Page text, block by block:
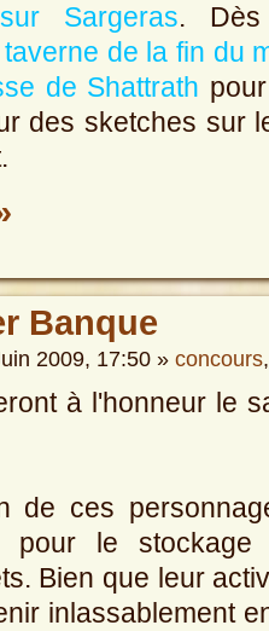
Sargeras.
taverne de la fin du
de Shattrath
des sketches sur
Banque
2009, 17:50 » concours
à l'honneur le
de ces
pour le
Bien que leur
inlassablement